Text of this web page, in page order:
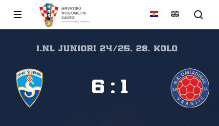
1.nl Juniori 24/25, 28. kolo
6 : 1